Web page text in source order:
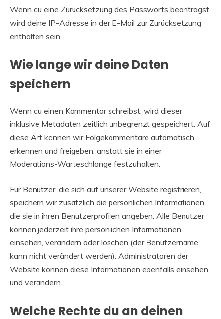
Wenn du eine Zurücksetzung des Passworts beantragst,
wird deine IP-Adresse in der E-Mail zur Zurücksetzung
enthalten sein.
Wie lange wir deine Daten
speichern
Wenn du einen Kommentar schreibst, wird dieser
inklusive Metadaten zeitlich unbegrenzt gespeichert. Auf
diese Art können wir Folgekommentare automatisch
erkennen und freigeben, anstatt sie in einer
Moderations-Warteschlange festzuhalten.
Für Benutzer, die sich auf unserer Website registrieren,
speichern wir zusätzlich die persönlichen Informationen,
die sie in ihren Benutzerprofilen angeben. Alle Benutzer
können jederzeit ihre persönlichen Informationen
einsehen, verändern oder löschen (der Benutzername
kann nicht verändert werden). Administratoren der
Website können diese Informationen ebenfalls einsehen
und verändern.
Welche Rechte du an deinen